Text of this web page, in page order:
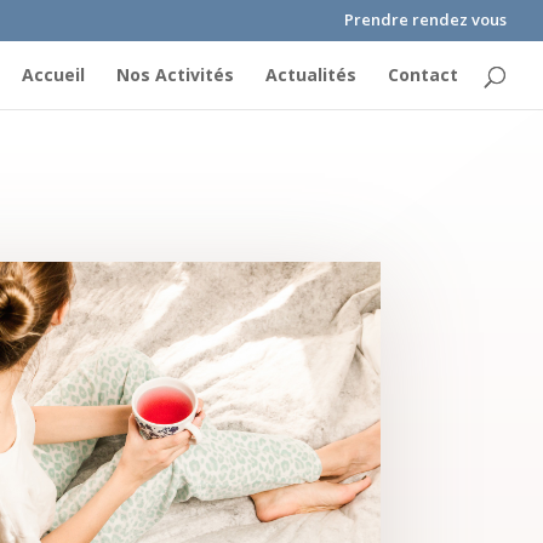
Prendre rendez vous
Accueil Nos Activités Actualités Contact